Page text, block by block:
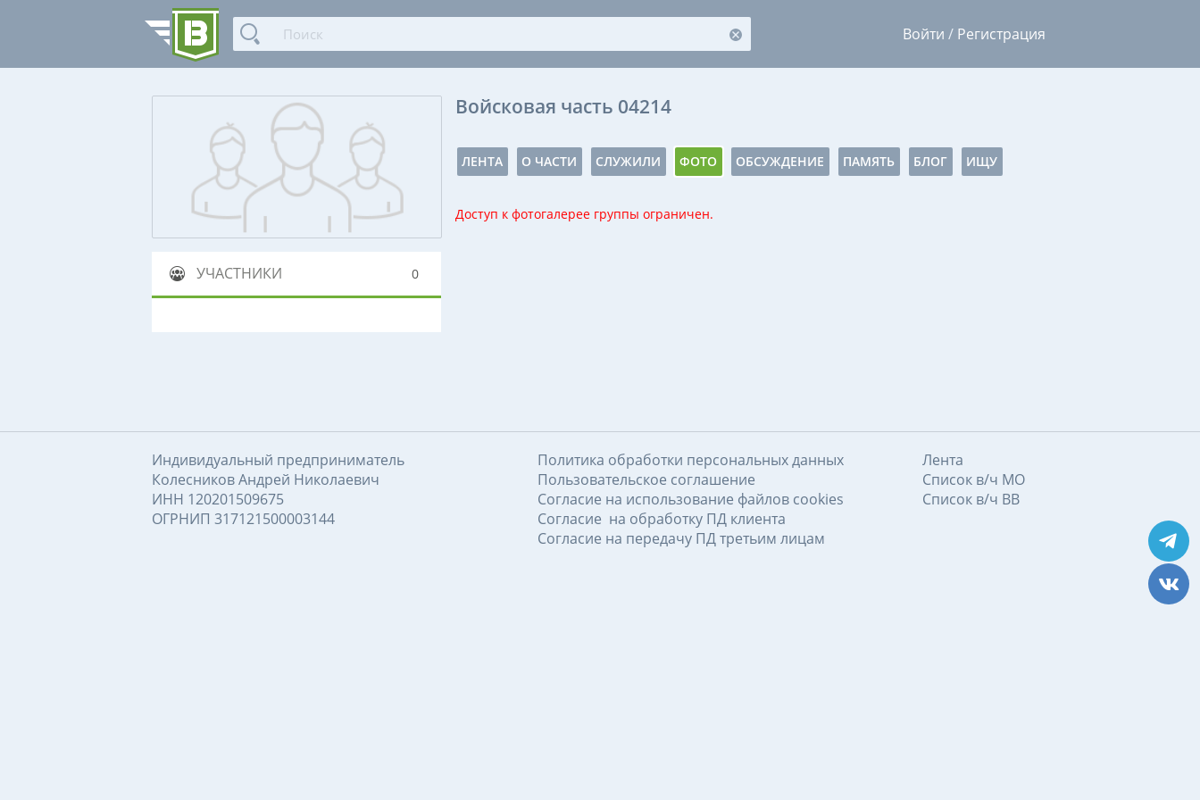
Войти / Регистрация
УЧАСТНИКИ 0
Войсковая часть 04214
ЛЕНТА О ЧАСТИ СЛУЖИЛИ ФОТО ОБСУЖДЕНИЕ ПАМЯТЬ БЛОГ ИЩУ
Доступ к фотогалерее группы ограничен.
Индивидуальный предприниматель
Колесников Андрей Николаевич
ИНН 120201509675
ОГРНИП 317121500003144
Политика обработки персональных данных
Пользовательское соглашение
Согласие на использование файлов cookies
Согласие на обработку ПД клиента
Согласие на передачу ПД третьим лицам
Лента
Список в/ч МО
Список в/ч ВВ